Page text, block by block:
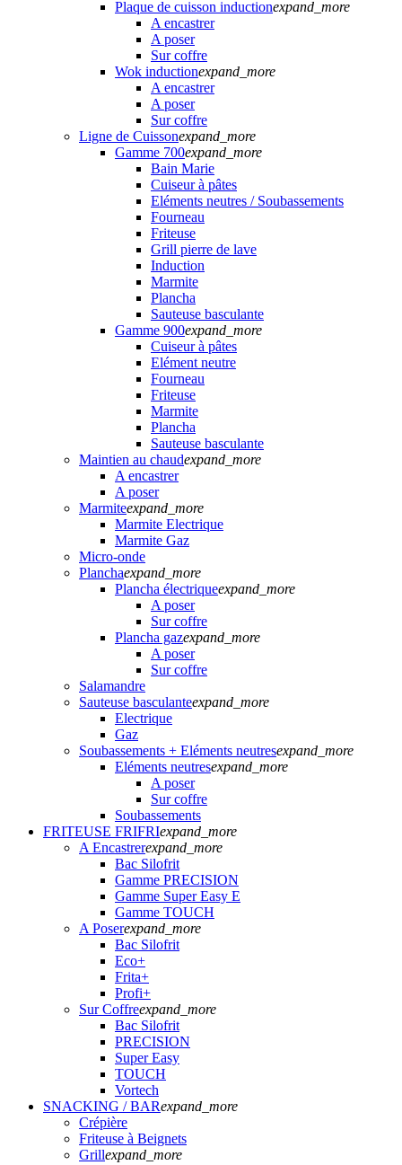
Plaque de cuisson inductionexpand_more
A encastrer
A poser
Sur coffre
Wok inductionexpand_more
A encastrer
A poser
Sur coffre
Ligne de Cuissonexpand_more
Gamme 700expand_more
Bain Marie
Cuiseur à pâtes
Eléments neutres / Soubassements
Fourneau
Friteuse
Grill pierre de lave
Induction
Marmite
Plancha
Sauteuse basculante
Gamme 900expand_more
Cuiseur à pâtes
Elément neutre
Fourneau
Friteuse
Marmite
Plancha
Sauteuse basculante
Maintien au chaudexpand_more
A encastrer
A poser
Marmiteexpand_more
Marmite Electrique
Marmite Gaz
Micro-onde
Planchaexpand_more
Plancha électriqueexpand_more
A poser
Sur coffre
Plancha gazexpand_more
A poser
Sur coffre
Salamandre
Sauteuse basculanteexpand_more
Electrique
Gaz
Soubassements + Eléments neutresexpand_more
Eléments neutresexpand_more
A poser
Sur coffre
Soubassements
FRITEUSE FRIFRIexpand_more
A Encastrerexpand_more
Bac Silofrit
Gamme PRECISION
Gamme Super Easy E
Gamme TOUCH
A Poserexpand_more
Bac Silofrit
Eco+
Frita+
Profi+
Sur Coffreexpand_more
Bac Silofrit
PRECISION
Super Easy
TOUCH
Vortech
SNACKING / BARexpand_more
Crépière
Friteuse à Beignets
Grillexpand_more